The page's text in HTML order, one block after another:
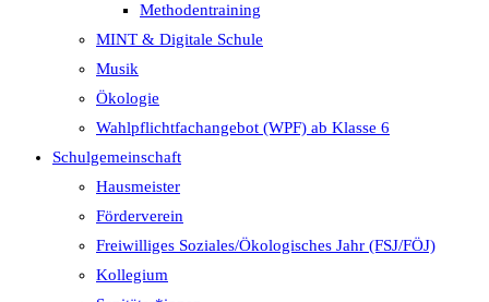
Methodentraining
MINT & Digitale Schule
Musik
Ökologie
Wahlpflichtfachangebot (WPF) ab Klasse 6
Schulgemeinschaft
Hausmeister
Förderverein
Freiwilliges Soziales/Ökologisches Jahr (FSJ/FÖJ)
Kollegium